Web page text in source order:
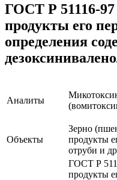
ГОСТ Р 51116-
продукты его
определения
Аналиты
Объекты
Зерно
продукты
отруби и
ГОСТ Р
продукты